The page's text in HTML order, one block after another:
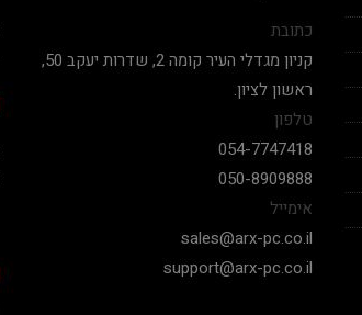
כתובת
קניון מגדלי העיר קומה 2, שדרות יעקב 50,
ראשון לציון.
טלפון
054-7747418
050-8909888
אימייל
sales@arx-pc.co.il
support@arx-pc.co.il